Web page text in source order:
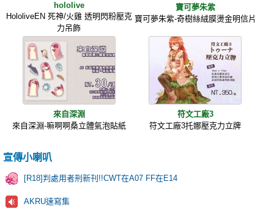
hololive
HololiveEN 死神/火雞 透明閃粉壓克
力吊飾
寶可夢朱紫
寶可夢朱紫-奇樹絲絨膜燙金明信片
來自深淵
來自深淵-嘛啊啊桑立體氣泡貼紙
符文工廠3
符文工廠3托娜壓克力立牌
宣傳小喇叭
[R18]判處用者刑新刊!!CWT在A07 FF在E14
AKRU速寫集